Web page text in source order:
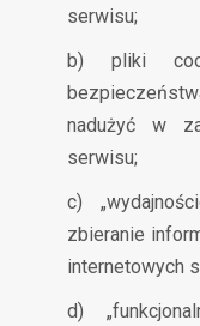
serwisu;
b) pliki
nadużyć w
serwisu;
c)
zbieranie
internetowych
d)